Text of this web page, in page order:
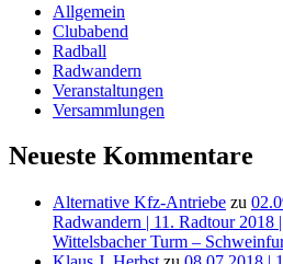
Allgemein
Clubabend
Radball
Radwandern
Veranstaltungen
Versammlungen
Neueste Kommentare
Alternative Kfz-Antriebe zu
Radwandern | 11. Radtour 2018
Wittelsbacher Turm –